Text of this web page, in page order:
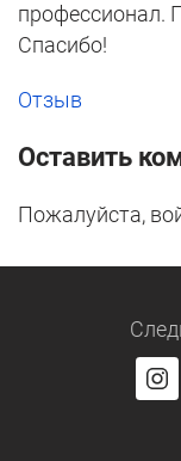
профессионал.
Спасибо!
Отзыв
Оставить
Пожалуйста,